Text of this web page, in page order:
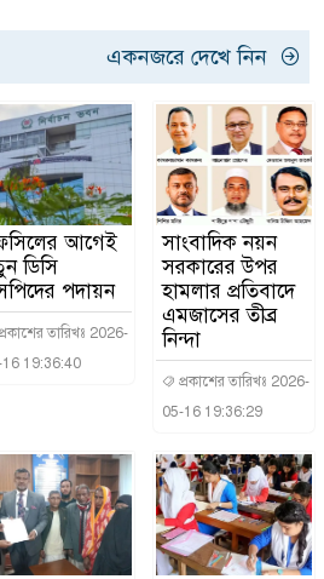
একনজরে দেখে নিন
আগেই
ডিসি
পদায়ন
তারিখঃ 2026-
16 19:36:40
সাংবাদিক নয়ন
সরকারের উপর
হামলার প্রতিবাদে
এমজাসের তীব্র
নিন্দা
প্রকাশের তারিখঃ 2026-
05-16 19:36:29